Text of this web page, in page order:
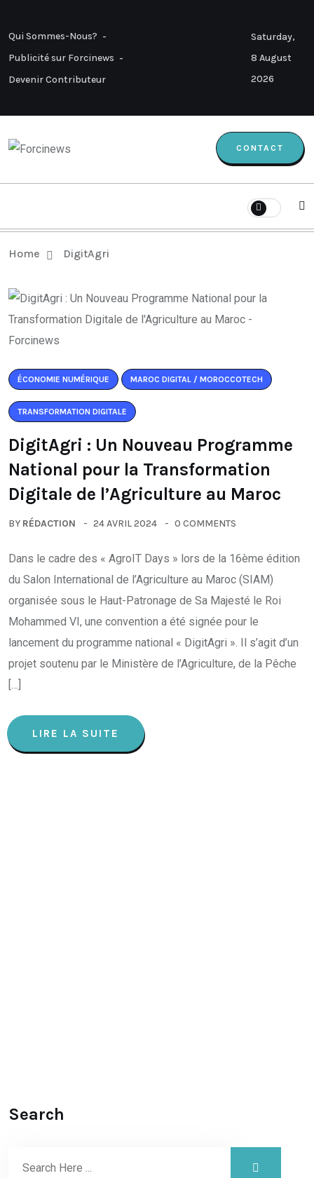
Qui Sommes-Nous?
Publicité sur Forcinews
Devenir Contributeur
Saturday,
8 August
2026
CONTACT
Home DigitAgri
ÉCONOMIE NUMÉRIQUE MAROC DIGITAL / MOROCCOTECH
TRANSFORMATION DIGITALE
DigitAgri : Un Nouveau Programme
National pour la Transformation
Digitale de l’Agriculture au Maroc
BY RÉDACTION 24 AVRIL 2024 0 COMMENTS
Dans le cadre des « AgroIT Days » lors de la 16ème édition
du Salon International de l’Agriculture au Maroc (SIAM)
organisée sous le Haut-Patronage de Sa Majesté le Roi
Mohammed VI, une convention a été signée pour le
lancement du programme national « DigitAgri ». Il s’agit d’un
projet soutenu par le Ministère de l’Agriculture, de la Pêche
[…]
LIRE LA SUITE
Search